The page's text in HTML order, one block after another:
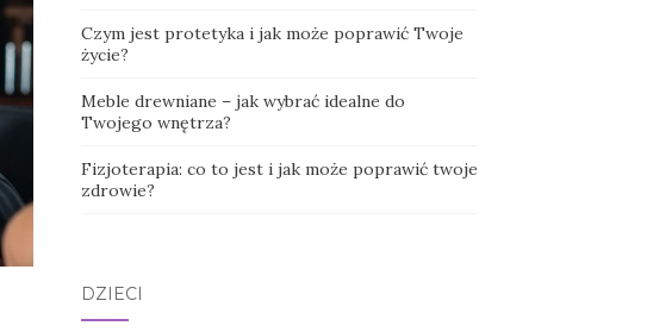
Czym jest protetyka i jak może poprawić Twoje
życie?
Meble drewniane – jak wybrać idealne do
Twojego wnętrza?
Fizjoterapia: co to jest i jak może poprawić twoje
zdrowie?
DZIECI